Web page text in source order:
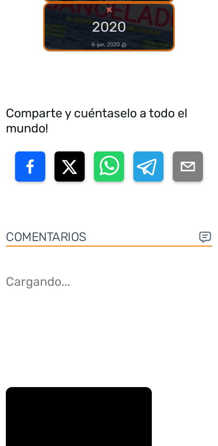
×
2020
6-jun, 2020
Comparte y cuéntaselo a todo el
mundo!
COMENTARIOS
Cargando...